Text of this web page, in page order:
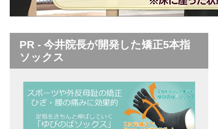
PR - 今井院長が開発した矯正5本指
ソックス